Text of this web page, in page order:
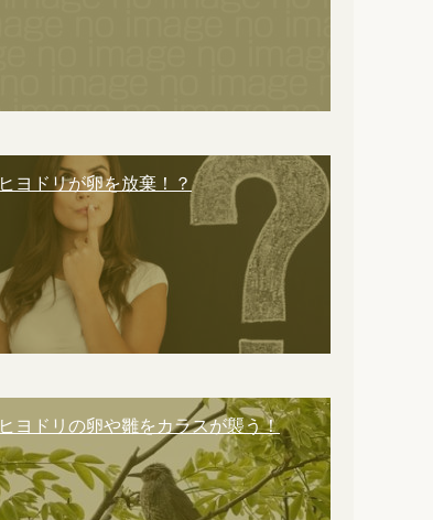
ヒヨドリが卵を放棄！？
ヒヨドリの卵や雛をカラスが襲う！